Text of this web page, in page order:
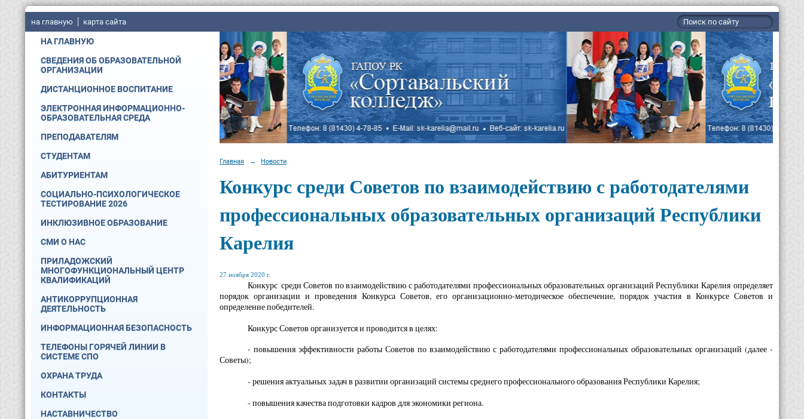
на главную карта сайта
НА ГЛАВНУЮ
СВЕДЕНИЯ ОБ ОБРАЗОВАТЕЛЬНОЙ
ОРГАНИЗАЦИИ
ДИСТАНЦИОННОЕ ВОСПИТАНИЕ
ЭЛЕКТРОННАЯ ИНФОРМАЦИОННО-
ОБРАЗОВАТЕЛЬНАЯ СРЕДА
ПРЕПОДАВАТЕЛЯМ
СТУДЕНТАМ
АБИТУРИЕНТАМ
СОЦИАЛЬНО-ПСИХОЛОГИЧЕСКОЕ
ТЕСТИРОВАНИЕ 2026
ИНКЛЮЗИВНОЕ ОБРАЗОВАНИЕ
СМИ О НАС
ПРИЛАДОЖСКИЙ
МНОГОФУНКЦИОНАЛЬНЫЙ ЦЕНТР
КВАЛИФИКАЦИЙ
АНТИКОРРУПЦИОННАЯ
ДЕЯТЕЛЬНОСТЬ
ИНФОРМАЦИОННАЯ БЕЗОПАСНОСТЬ
ТЕЛЕФОНЫ ГОРЯЧЕЙ ЛИНИИ В
СИСТЕМЕ СПО
ОХРАНА ТРУДА
КОНТАКТЫ
НАСТАВНИЧЕСТВО
Главная → Новости
Конкурс среди Советов по взаимодействию с работодателями
профессиональных образовательных организаций Республики
Карелия
27 ноября 2020 г.
Конкурс среди Советов по взаимодействию с работодателями профессиональных образовательных организаций Республики Карелия определяет
порядок организации и проведения Конкурса Советов, его организационно-методическое обеспечение, порядок участия в Конкурсе Советов и
определение победителей.
Конкурс Советов организуется и проводится в целях:
- повышения эффективности работы Советов по взаимодействию с работодателями профессиональных образовательных организаций (далее -
Советы);
- решения актуальных задач в развитии организаций системы среднего профессионального образования Республики Карелия;
- повышения качества подготовки кадров для экономики региона.